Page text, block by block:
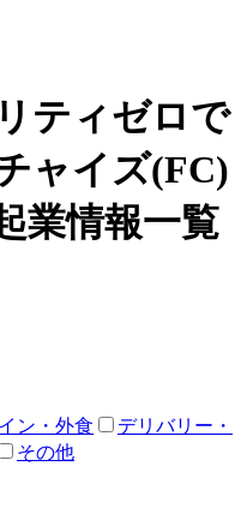
ティゼロで
ャイズ(FC)
業情報一覧
ン・外食
デリバリー・
その他